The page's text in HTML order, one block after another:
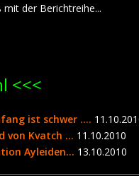
mit der Berichtreihe...
<<<
ist schwer ....
von Kvatch ... 11.10.2010
Ayleiden... 13.10.2010